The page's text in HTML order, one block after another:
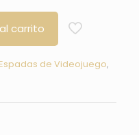
carrito
Espadas de Videojuego,